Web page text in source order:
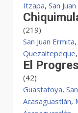
Itzapa, San
(219)
San Juan Ermita,
Quezaltepeque,
El
(42)
Guastatoya,
Acasaguastlán,